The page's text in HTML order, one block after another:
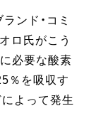
ンド・コミ
ロ氏がこう
必要な酸素
％を吸収す
よって発生